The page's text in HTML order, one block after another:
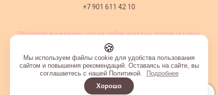
+7 901 611 42 10
Обратите внимание, что на сайте указаны оптовые цены,
🍪
Мы используем файлы cookie для удобства пользования
сайтом и повышения рекомендаций. Оставаясь на сайте, вы
соглашаетесь с нашей Политикой.
Подробнее
Хорошо